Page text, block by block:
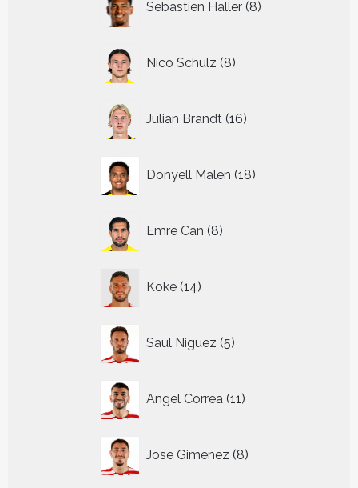
Sebastien Haller 8
producten
Nico Schulz 8
producten
Julian Brandt 16
producten
Donyell Malen 18
producten
Emre Can 8
producten
Koke 14
producten
Saul Niguez 5
producten
Angel Correa 11
producten
Jose Gimenez 8
producten